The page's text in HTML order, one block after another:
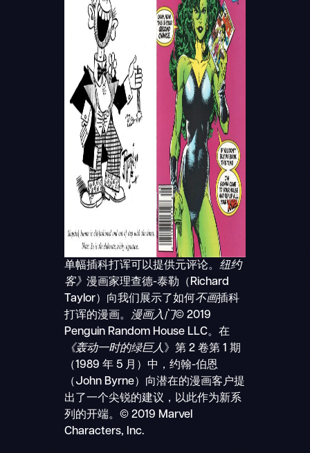
单幅插科打诨可以提供元评论。 纽约
客》 漫画家理查德-泰勒（Richard
Taylor）向我们展示了如何 不画插科
打诨的漫画。 漫画入门© 2019
Penguin Random House LLC。在
《轰动一时的绿巨人》第 2 卷第 1 期
（1989 年 5 月）中，约翰-伯恩
（John Byrne）向潜在的漫画客户提
出了一个尖锐的建议，以此作为新系
列的开端。© 2019 Marvel
Characters, Inc.